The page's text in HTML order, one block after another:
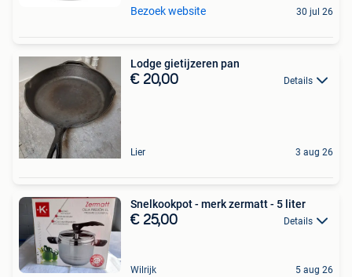
Bezoek website 30 jul 26
Lodge gietijzeren pan
€ 20,00 Details
Lier 3 aug 26
Snelkookpot - merk zermatt - 5 liter
€ 25,00 Details
Wilrijk 5 aug 26